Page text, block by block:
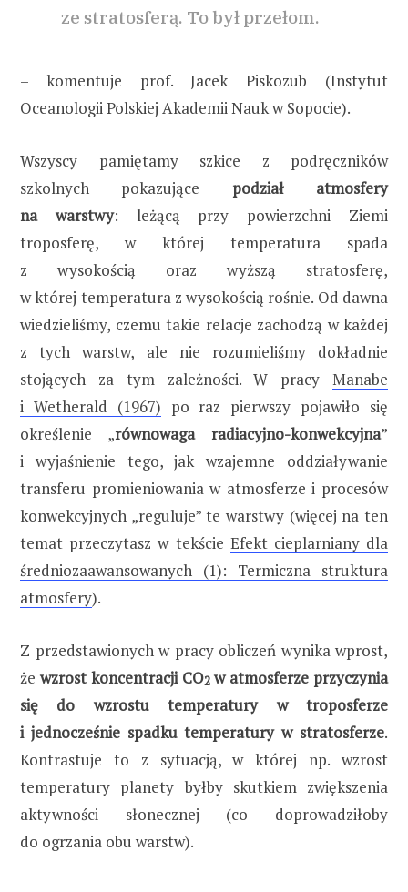
ze stratosferą. To był przełom.
– komentuje prof. Jacek Piskozub (Instytut
Oceanologii Polskiej Akademii Nauk w Sopocie).
Wszyscy pamiętamy szkice z podręczników
szkolnych pokazujące podział atmosfery
na warstwy: leżącą przy powierzchni Ziemi
troposferę, w której temperatura spada
z wysokością oraz wyższą stratosferę,
w której temperatura z wysokością rośnie. Od dawna
wiedzieliśmy, czemu takie relacje zachodzą w każdej
z tych warstw, ale nie rozumieliśmy dokładnie
stojących za tym zależności. W pracy Manabe
i Wetherald (1967) po raz pierwszy pojawiło się
określenie „równowaga radiacyjno-konwekcyjna”
i wyjaśnienie tego, jak wzajemne oddziaływanie
transferu promieniowania w atmosferze i procesów
konwekcyjnych „reguluje” te warstwy (więcej na ten
temat przeczytasz w tekście Efekt cieplarniany dla
średniozaawansowanych (1): Termiczna struktura
atmosfery).
Z przedstawionych w pracy obliczeń wynika wprost,
że wzrost koncentracji CO2w atmosferze przyczynia
się do wzrostu temperatury w troposferze
i jednocześnie spadku temperatury w stratosferze.
Kontrastuje to z sytuacją, w której np. wzrost
temperatury planety byłby skutkiem zwiększenia
aktywności słonecznej (co doprowadziłoby
do ogrzania obu warstw).